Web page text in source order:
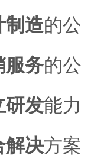
制造的公
服务的公
研发能力
解决方案